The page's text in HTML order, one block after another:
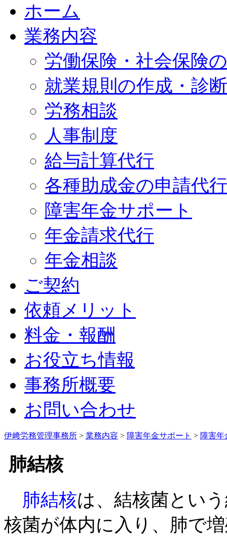
ホーム
業務内容
労働保険・社会保険
就業規則の作成・診断
労務相談
人事制度
給与計算代行
各種助成金の申請代行
障害年金サポート
年金請求代行
年金相談
ご契約
依頼メリット
料金・報酬
お役立ち情報
事務所概要
お問い合わせ
伊﨑労務管理事務所 > 業務内容 > 障害年金サポート > 障害年
肺結核
肺結核は、結核菌とい
核菌が体内に入り、肺で